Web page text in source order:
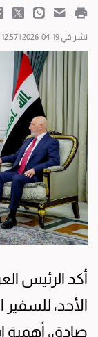
نشر في 19-04-2026 | 12:57
أكد الرئيس
الأحد،
صادق، أهمية